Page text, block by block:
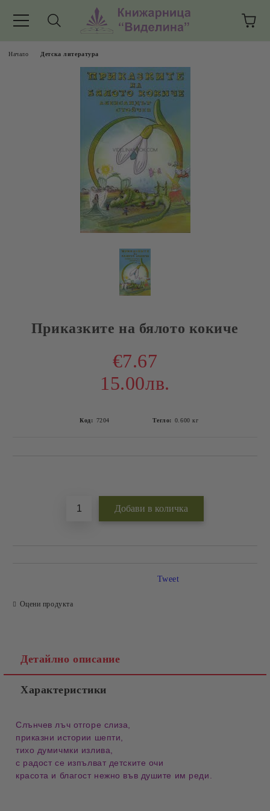
Начало Детска литература
Приказките на бялото кокиче
€7.67
15.00лв.
Код: 7204 Тегло: 0.600 кг
Оцени продукта
Tweet
Детайлно описание
Характеристики
Слънчев лъч отгоре слиза,
приказни истории шепти,
тихо думичмки излива,
с радост се изпълват детските очи
красота и благост нежно във душите им реди.